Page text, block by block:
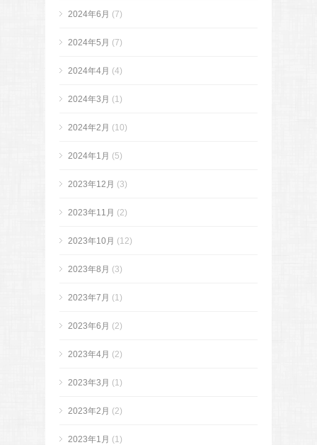
2024年6月 (7)
2024年5月 (7)
2024年4月 (4)
2024年3月 (1)
2024年2月 (10)
2024年1月 (5)
2023年12月 (3)
2023年11月 (2)
2023年10月 (12)
2023年8月 (3)
2023年7月 (1)
2023年6月 (2)
2023年4月 (2)
2023年3月 (1)
2023年2月 (2)
2023年1月 (1)